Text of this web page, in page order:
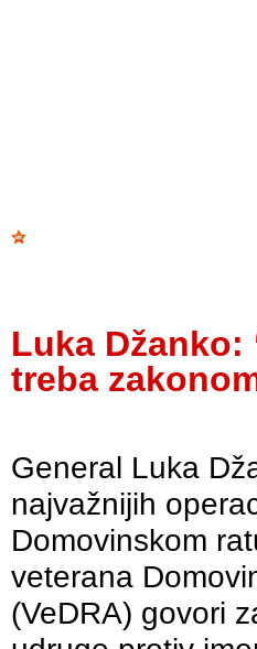
Luka Džanko:
treba
General Luka
najvažnijih
Domovinskom
veterana
(VeDRA) govori